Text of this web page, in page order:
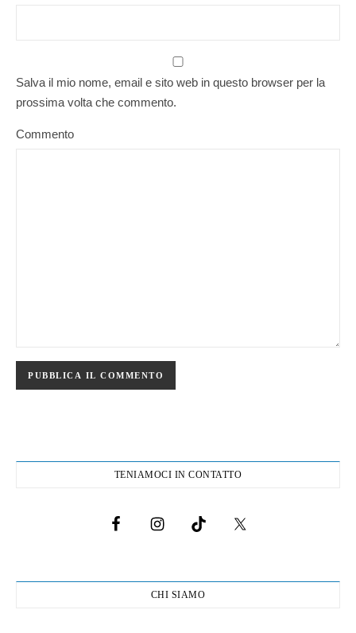
Salva il mio nome, email e sito web in questo browser per la
prossima volta che commento.
Commento
TENIAMOCI IN CONTATTO
CHI SIAMO